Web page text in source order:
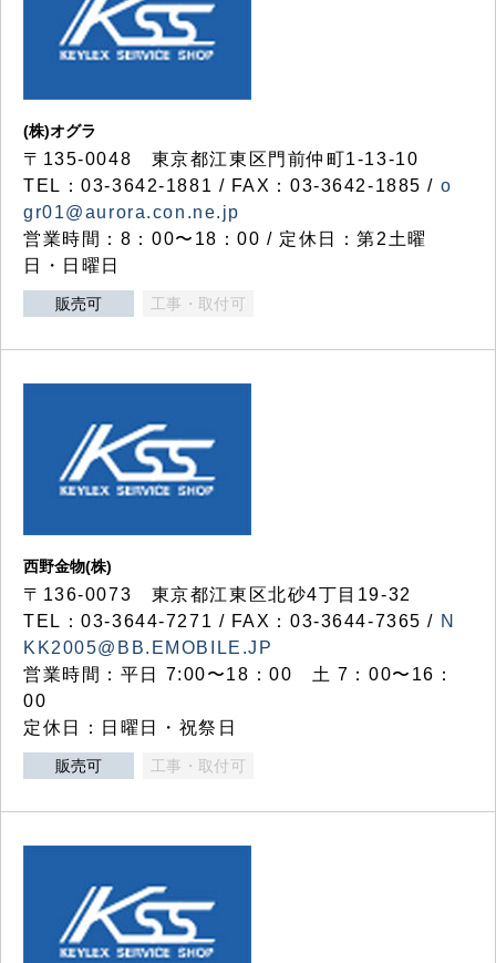
(株)オグラ
〒135-0048 東京都江東区門前仲町1-13-10
TEL：03-3642-1881 / FAX：03-3642-1885 / o
gr01@aurora.con.ne.jp
営業時間：8：00〜18：00 / 定休日：第2土曜
日・日曜日
販売可 工事・取付可
西野金物(株)
〒136-0073 東京都江東区北砂4丁目19-32
TEL：03‐3644‐7271 / FAX：03-3644-7365 / N
KK2005@BB.EMOBILE.JP
営業時間：平日 7:00〜18：00 土 7：00〜16：
00
定休日：日曜日・祝祭日
販売可 工事・取付可